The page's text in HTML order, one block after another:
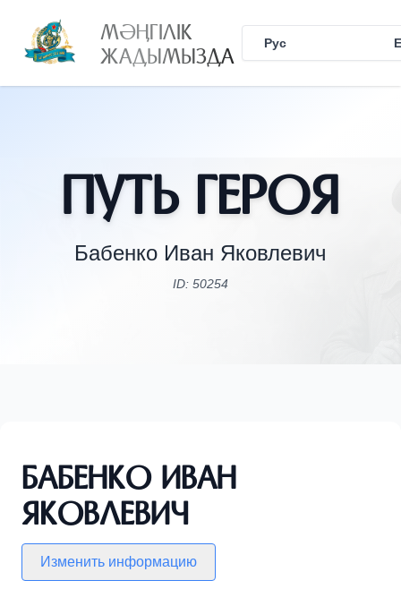
МӘҢГІЛІК
ЖАДЫМЫЗДА Рус
Путь Героя
Бабенко Иван Яковлевич
ID: 50254
Бабенко Иван
Яковлевич
Изменить информацию